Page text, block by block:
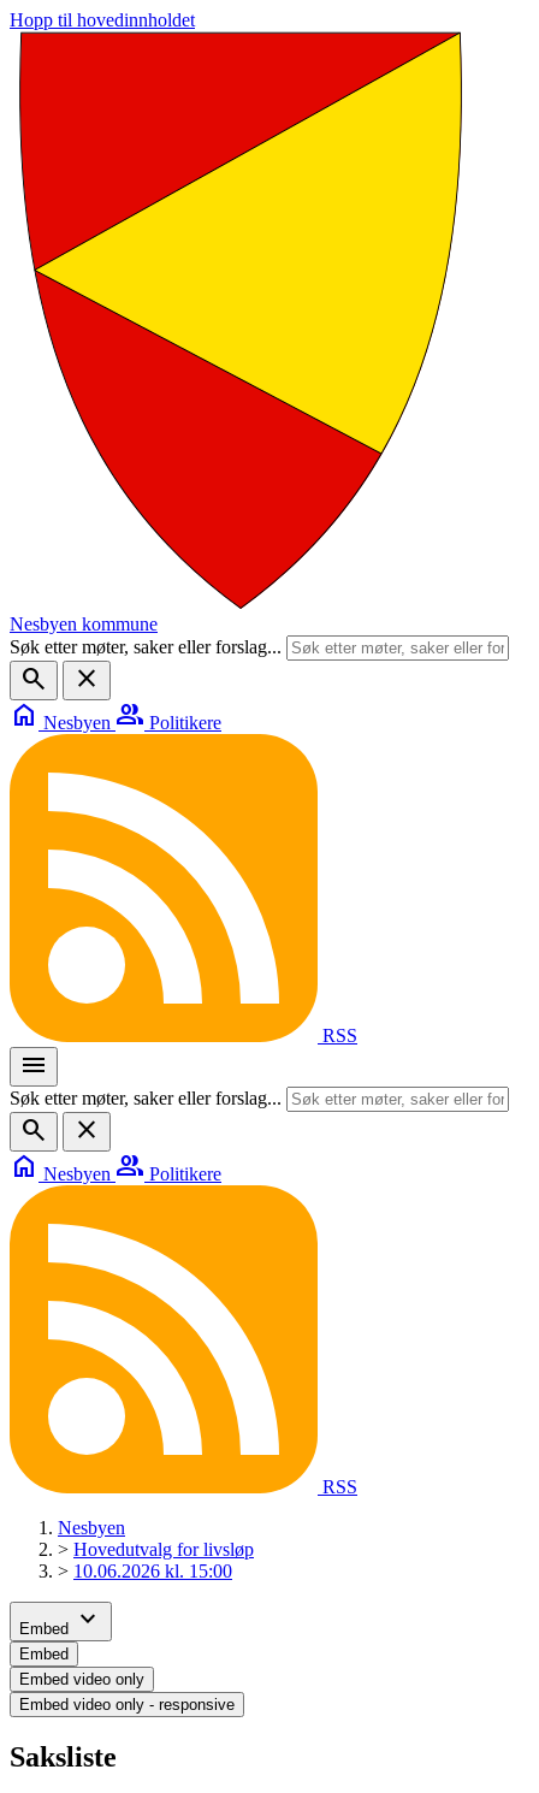
Hopp til hovedinnholdet
Nesbyen kommune
Søk etter møter, saker eller forslag...
search
close
home Nesbyen group Politikere
RSS
menu
Søk etter møter, saker eller forslag...
search
close
home Nesbyen group Politikere
RSS
Nesbyen
> Hovedutvalg for livsløp
> 10.06.2026 kl. 15:00
Embed expand_more
Embed
Embed video only
Embed video only - responsive
Saksliste